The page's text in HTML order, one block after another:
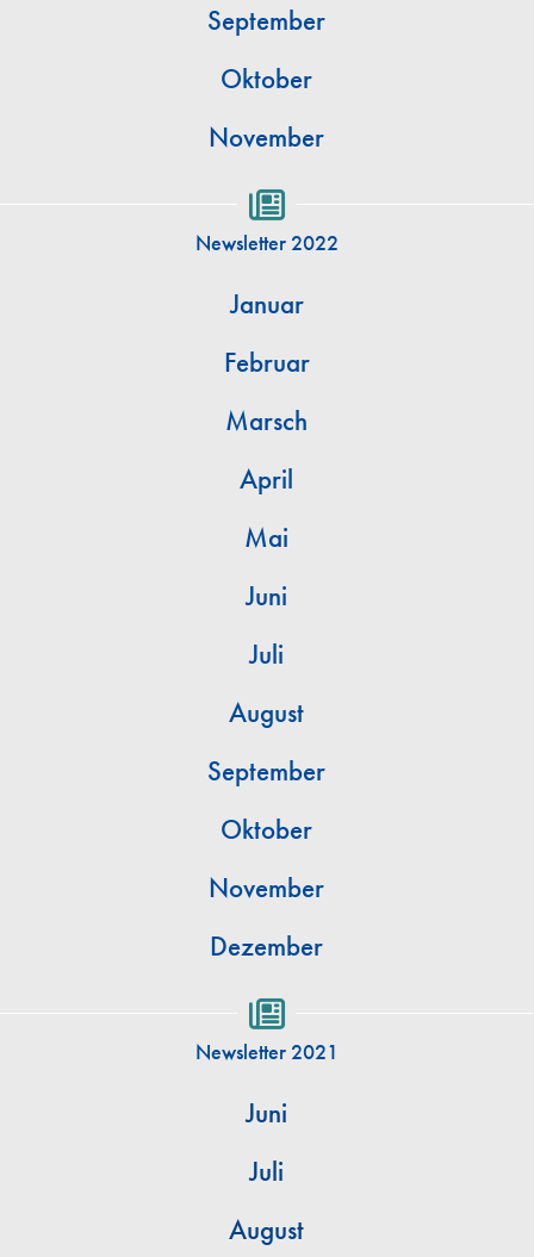
September
Oktober
November
Newsletter 2022
Januar
Februar
Marsch
April
Mai
Juni
Juli
August
September
Oktober
November
Dezember
Newsletter 2021
Juni
Juli
August